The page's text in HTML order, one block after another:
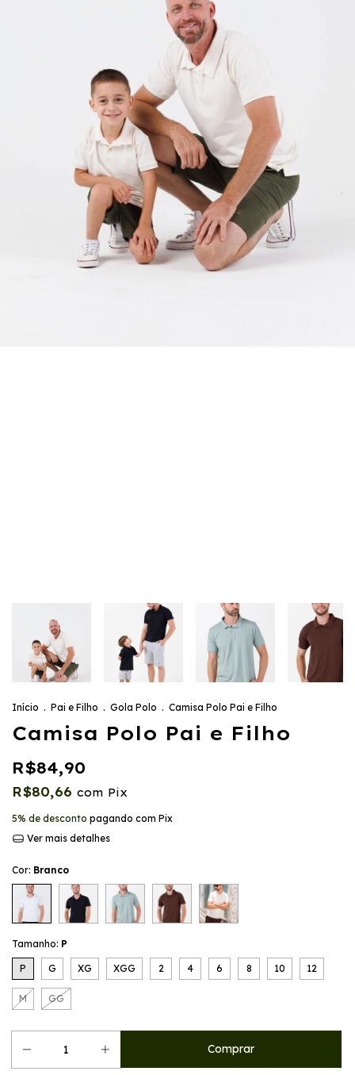
Início . Pai e Filho . Gola Polo . Camisa Polo Pai e Filho
Camisa Polo Pai e Filho
R$84,90
R$80,66 com Pix
5% de desconto pagando com Pix
Ver mais detalhes
Cor: Branco
Tamanho: P
P G XG XGG 2 4 6 8 10 12
M GG